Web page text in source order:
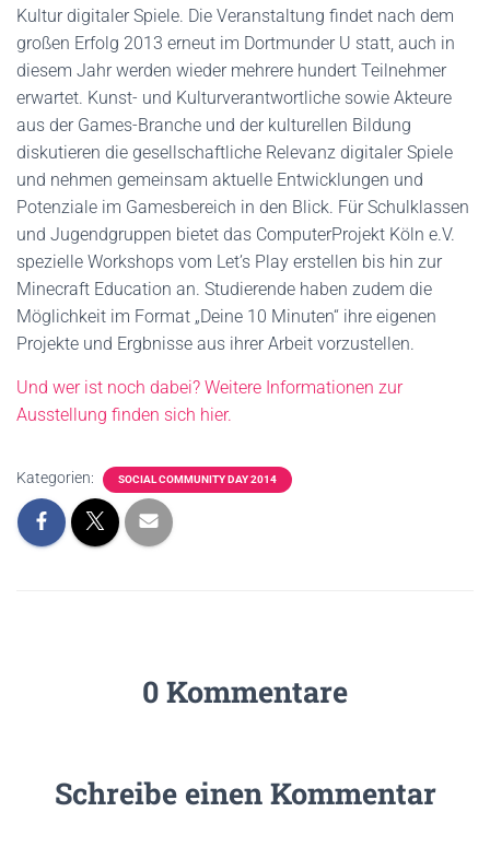
Kultur digitaler Spiele. Die Veranstaltung findet nach dem
großen Erfolg 2013 erneut im Dortmunder U statt, auch in
diesem Jahr werden wieder mehrere hundert Teilnehmer
erwartet. Kunst- und Kulturverantwortliche sowie Akteure
aus der Games-Branche und der kulturellen Bildung
diskutieren die gesellschaftliche Relevanz digitaler Spiele
und nehmen gemeinsam aktuelle Entwicklungen und
Potenziale im Gamesbereich in den Blick. Für Schulklassen
und Jugendgruppen bietet das ComputerProjekt Köln e.V.
spezielle Workshops vom Let’s Play erstellen bis hin zur
Minecraft Education an. Studierende haben zudem die
Möglichkeit im Format „Deine 10 Minuten“ ihre eigenen
Projekte und Ergbnisse aus ihrer Arbeit vorzustellen.
Und wer ist noch dabei? Weitere Informationen zur
Ausstellung finden sich hier.
Kategorien: SOCIAL COMMUNITY DAY 2014
0 Kommentare
Schreibe einen Kommentar